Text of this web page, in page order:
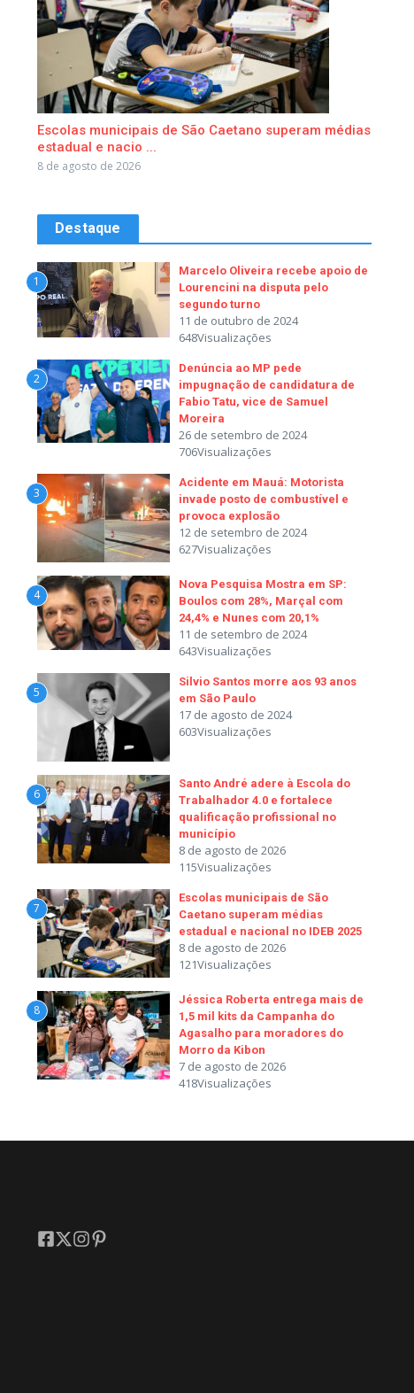
Escolas municipais de São Caetano superam médias
estadual e nacio ...
8 de agosto de 2026
Destaque
1
Marcelo Oliveira recebe apoio de
Lourencini na disputa pelo
segundo turno
11 de outubro de 2024
648Visualizações
2
Denúncia ao MP pede
impugnação de candidatura de
Fabio Tatu, vice de Samuel
Moreira
26 de setembro de 2024
706Visualizações
3
Acidente em Mauá: Motorista
invade posto de combustível e
provoca explosão
12 de setembro de 2024
627Visualizações
4
Nova Pesquisa Mostra em SP:
Boulos com 28%, Marçal com
24,4% e Nunes com 20,1%
11 de setembro de 2024
643Visualizações
5
Silvio Santos morre aos 93 anos
em São Paulo
17 de agosto de 2024
603Visualizações
6
Santo André adere à Escola do
Trabalhador 4.0 e fortalece
qualificação profissional no
município
8 de agosto de 2026
115Visualizações
7
Escolas municipais de São
Caetano superam médias
estadual e nacional no IDEB 2025
8 de agosto de 2026
121Visualizações
8
Jéssica Roberta entrega mais de
1,5 mil kits da Campanha do
Agasalho para moradores do
Morro da Kibon
7 de agosto de 2026
418Visualizações